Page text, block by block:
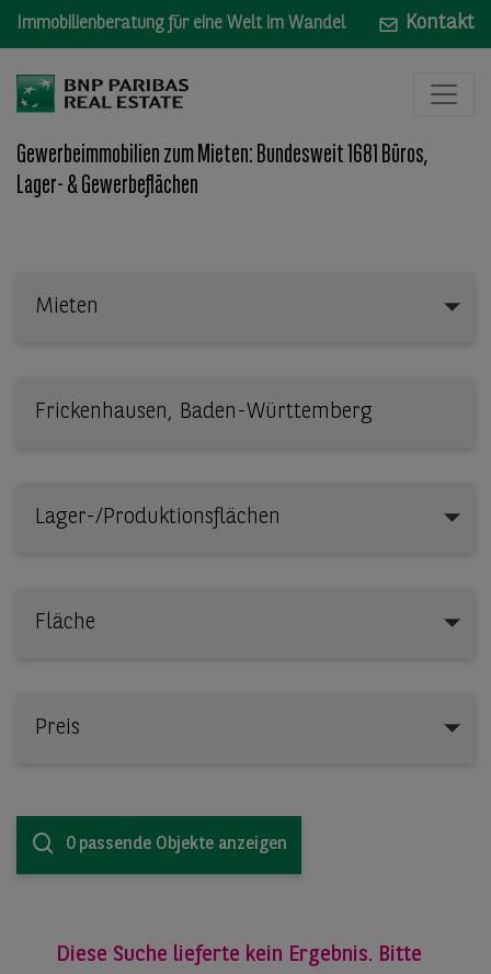
Immobilienberatung für eine Welt im Wandel Kontakt
Gewerbeimmobilien zum Mieten: Bundesweit 1681 Büros,
Lager- & Gewerbeflächen
Mieten
Lager-/Produktionsflächen
Fläche
Preis
0 passende Objekte anzeigen
Diese Suche lieferte kein Ergebnis. Bitte